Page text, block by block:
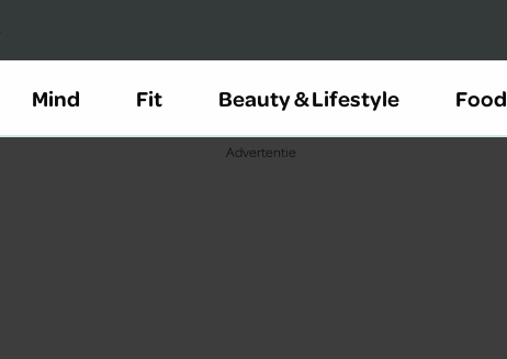
Mind Fit Beauty & Lifestyle Food